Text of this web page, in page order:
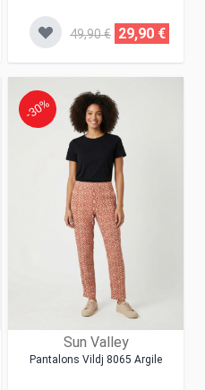
49,90 € 29,90 €
Sun Valley
Pantalons Vildj 8065 Argile
-30%